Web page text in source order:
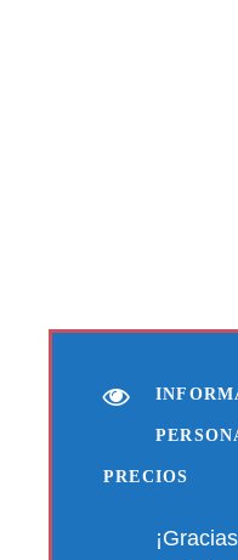
PRECIOS